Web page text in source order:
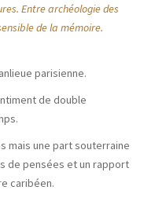
Entre archéologie des
de la mémoire.
parisienne.
de double
mais une part souterraine
de pensées et un rapport
caribéen.